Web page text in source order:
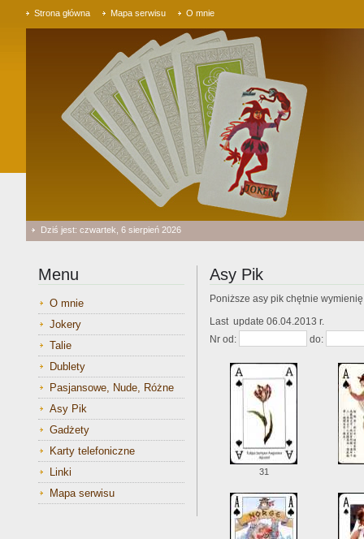
Strona główna Mapa serwisu O mnie
Dziś jest: czwartek, 6 sierpień 2026
Menu
O mnie
Jokery
Talie
Dublety
Pasjansowe, Nude, Różne
Asy Pik
Gadżety
Karty telefoniczne
Linki
Mapa serwisu
Asy Pik
Poniższe asy pik chętnie
Last update 06.04.2013 r.
Nr od:
do:
31